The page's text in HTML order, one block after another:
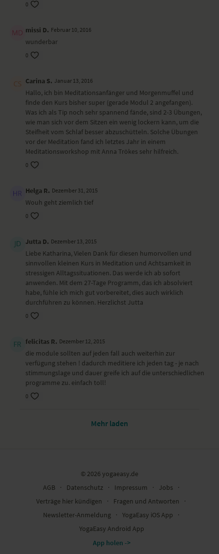
0
missi D. Februar 10, 2016
wunderbar
0
Carina S. Januar 13, 2016
Hallo, ich bin Meditationsanfänger und Morgenmuffel und
finde den Kurs bisher super (gerade Modul 2 angefangen).
Was ich als Tip noch sehr spannend fände, sind 2-3 Übungen,
wie man sich vor dem Sitzen ein wenig lockern kann, um die
Steifheit vom Schlaf besser abzuschütteln. Solche Übungen
vor der Meditation fand ich letztes Jahr in einem
Meditationsworkshop mit Anna Trökes sehr hilfreich.
0
Helga R. Dezember 31, 2015
Wouh geht ziemlich tief
0
Jutta D. Dezember 13, 2015
Liebe Katharina, Vielen Dank für diesen humorvollen und
sinnvollen kleinen Kurs in Meditation und Achtsamkeit in
stressigen Alltagssituationen. Das werde ich ab sofort
anwenden. Mit dem 27-Tage Programm, das ich absolviert
habe, fühle ich mich gut vorbereitet, dies auch wirklich
durchführen zu können. Herzlichst Jutta
0
felicitas R. Dezember 12, 2015
die module sollten auf jeden fall auch weiterhin zur
verfügung stehen ! dadurch meditiere ich jeden tag - je nach
stimmungslage und dauer greife ich auf die unterschiedlichen
programme zu. einfach toll!
0
Mehr laden
© 2026 yogaeasy.de
AGB
∙ Datenschutz ∙ Impressum ∙ Jobs
∙
Verträge hier kündigen
∙ Fragen und Antworten
∙
Newsletter-Anmeldung
∙ YogaEasy iOS App
∙
YogaEasy Android App
App holen ->